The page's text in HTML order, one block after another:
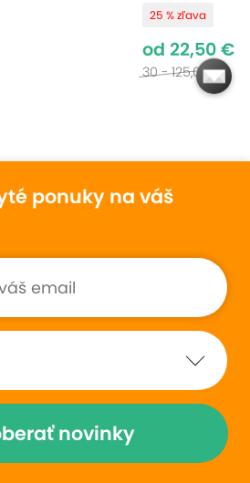
25 % zľava
od 22,50 €
30 - 125,00 €
ponuky na váš
novinky